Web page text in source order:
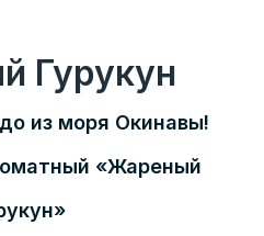
Гурукун
из моря Окинавы!
«Жареный